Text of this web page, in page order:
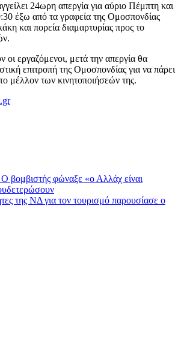
24ωρη απεργία για αύριο Πέμπτη και
έξω από τα γραφεία της Ομοσπονδίας
και πορεία διαμαρτυρίας προς το
εργαζόμενοι, μετά την απεργία θα
επιτροπή της Ομοσπονδίας για να πάρει
μέλλον των κινητοποιήσεών της.
βομβιστής φώναξε «ο Αλλάχ είναι
της ΝΔ για τον τουρισμό παρουσίασε ο